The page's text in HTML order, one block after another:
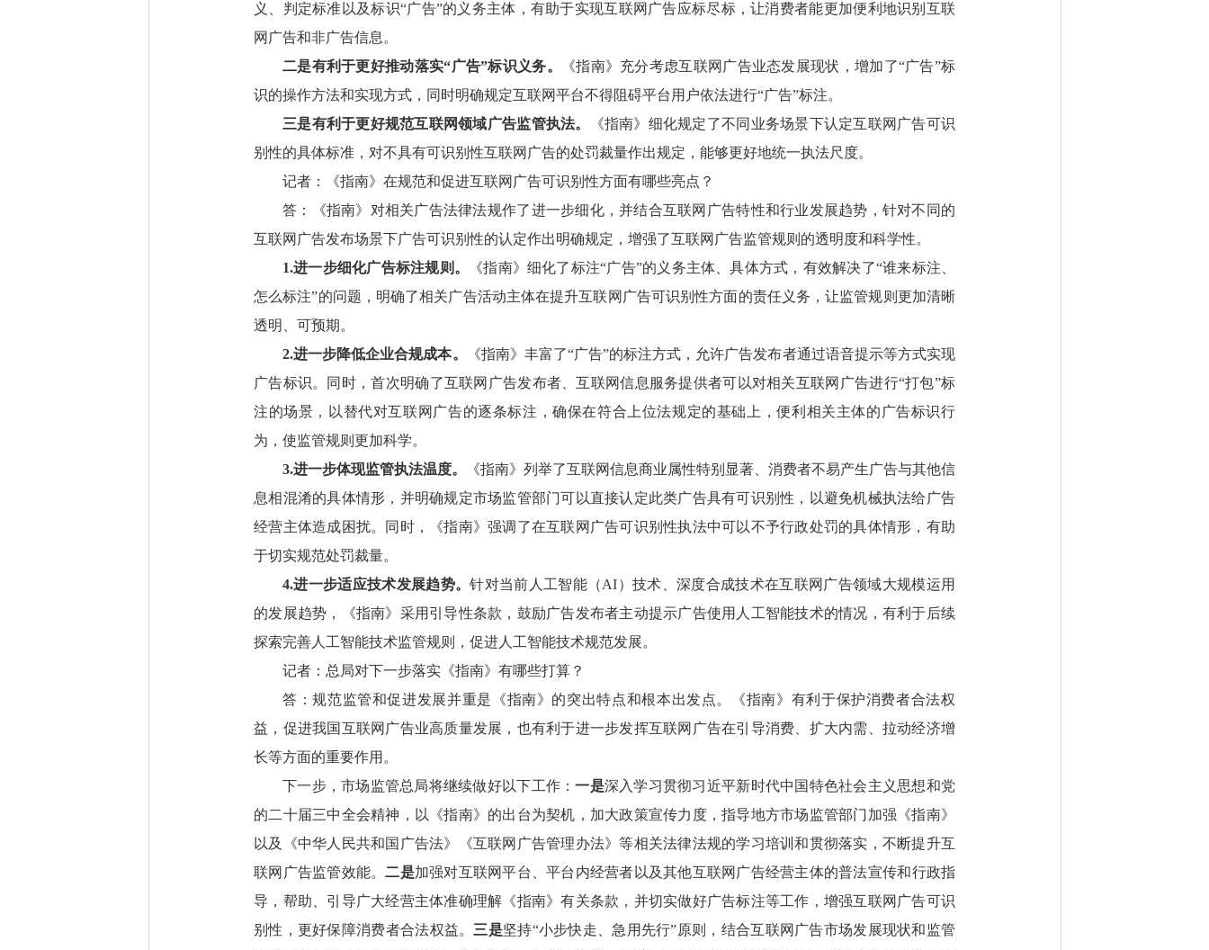
义、判定标准以及标识“广告”的义务主体，有助于实现互联网广告应标尽标，让消费者能更加便利地识别互联
网广告和非广告信息。
二是有利于更好推动落实“广告”标识义务。
《指南》充分考虑互联网广告业态发展现状，增加了“广告”标
识的操作方法和实现方式，同时明确规定互联网平台不得阻碍平台用户依法进行“广告”标注。
三是有利于更好规范互联网领域广告监管执法。
《指南》细化规定了不同业务场景下认定互联网广告可识
别性的具体标准，对不具有可识别性互联网广告的处罚裁量作出规定，能够更好地统一执法尺度。
记者：《指南》在规范和促进互联网广告可识别性方面有哪些亮点？
答：《指南》对相关广告法律法规作了进一步细化，并结合互联网广告特性和行业发展趋势，针对不同的
互联网广告发布场景下广告可识别性的认定作出明确规定，增强了互联网广告监管规则的透明度和科学性。
1.进一步细化广告标注规则。
《指南》细化了标注“广告”的义务主体、具体方式，有效解决了“谁来标注、
怎么标注”的问题，明确了相关广告活动主体在提升互联网广告可识别性方面的责任义务，让监管规则更加清晰
透明、可预期。
2.进一步降低企业合规成本。
《指南》丰富了“广告”的标注方式，允许广告发布者通过语音提示等方式实现
广告标识。同时，首次明确了互联网广告发布者、互联网信息服务提供者可以对相关互联网广告进行“打包”标
注的场景，以替代对互联网广告的逐条标注，确保在符合上位法规定的基础上，便利相关主体的广告标识行
为，使监管规则更加科学。
3.进一步体现监管执法温度。
《指南》列举了互联网信息商业属性特别显著、消费者不易产生广告与其他信
息相混淆的具体情形，并明确规定市场监管部门可以直接认定此类广告具有可识别性，以避免机械执法给广告
经营主体造成困扰。同时，《指南》强调了在互联网广告可识别性执法中可以不予行政处罚的具体情形，有助
于切实规范处罚裁量。
4.进一步适应技术发展趋势。针对当前人工智能（AI）技术、深度合成技术在互联网广告领域大规模运用
的发展趋势，《指南》采用引导性条款，鼓励广告发布者主动提示广告使用人工智能技术的情况，有利于后续
探索完善人工智能技术监管规则，促进人工智能技术规范发展。
记者：总局对下一步落实《指南》有哪些打算？
答：规范监管和促进发展并重是《指南》的突出特点和根本出发点。《指南》有利于保护消费者合法权
益，促进我国互联网广告业高质量发展，也有利于进一步发挥互联网广告在引导消费、扩大内需、拉动经济增
长等方面的重要作用。
下一步，市场监管总局将继续做好以下工作：一是深入学习贯彻习近平新时代中国特色社会主义思想和党
的二十届三中全会精神，以《指南》的出台为契机，加大政策宣传力度，指导地方市场监管部门加强《指南》
以及《中华人民共和国广告法》《互联网广告管理办法》等相关法律法规的学习培训和贯彻落实，不断提升互
联网广告监管效能。二是加强对互联网平台、平台内经营者以及其他互联网广告经营主体的普法宣传和行政指
导，帮助、引导广大经营主体准确理解《指南》有关条款，并切实做好广告标注等工作，增强互联网广告可识
别性，更好保障消费者合法权益。 三是坚持“小步快走、急用先行”原则，结合互联网广告市场发展现状和监管